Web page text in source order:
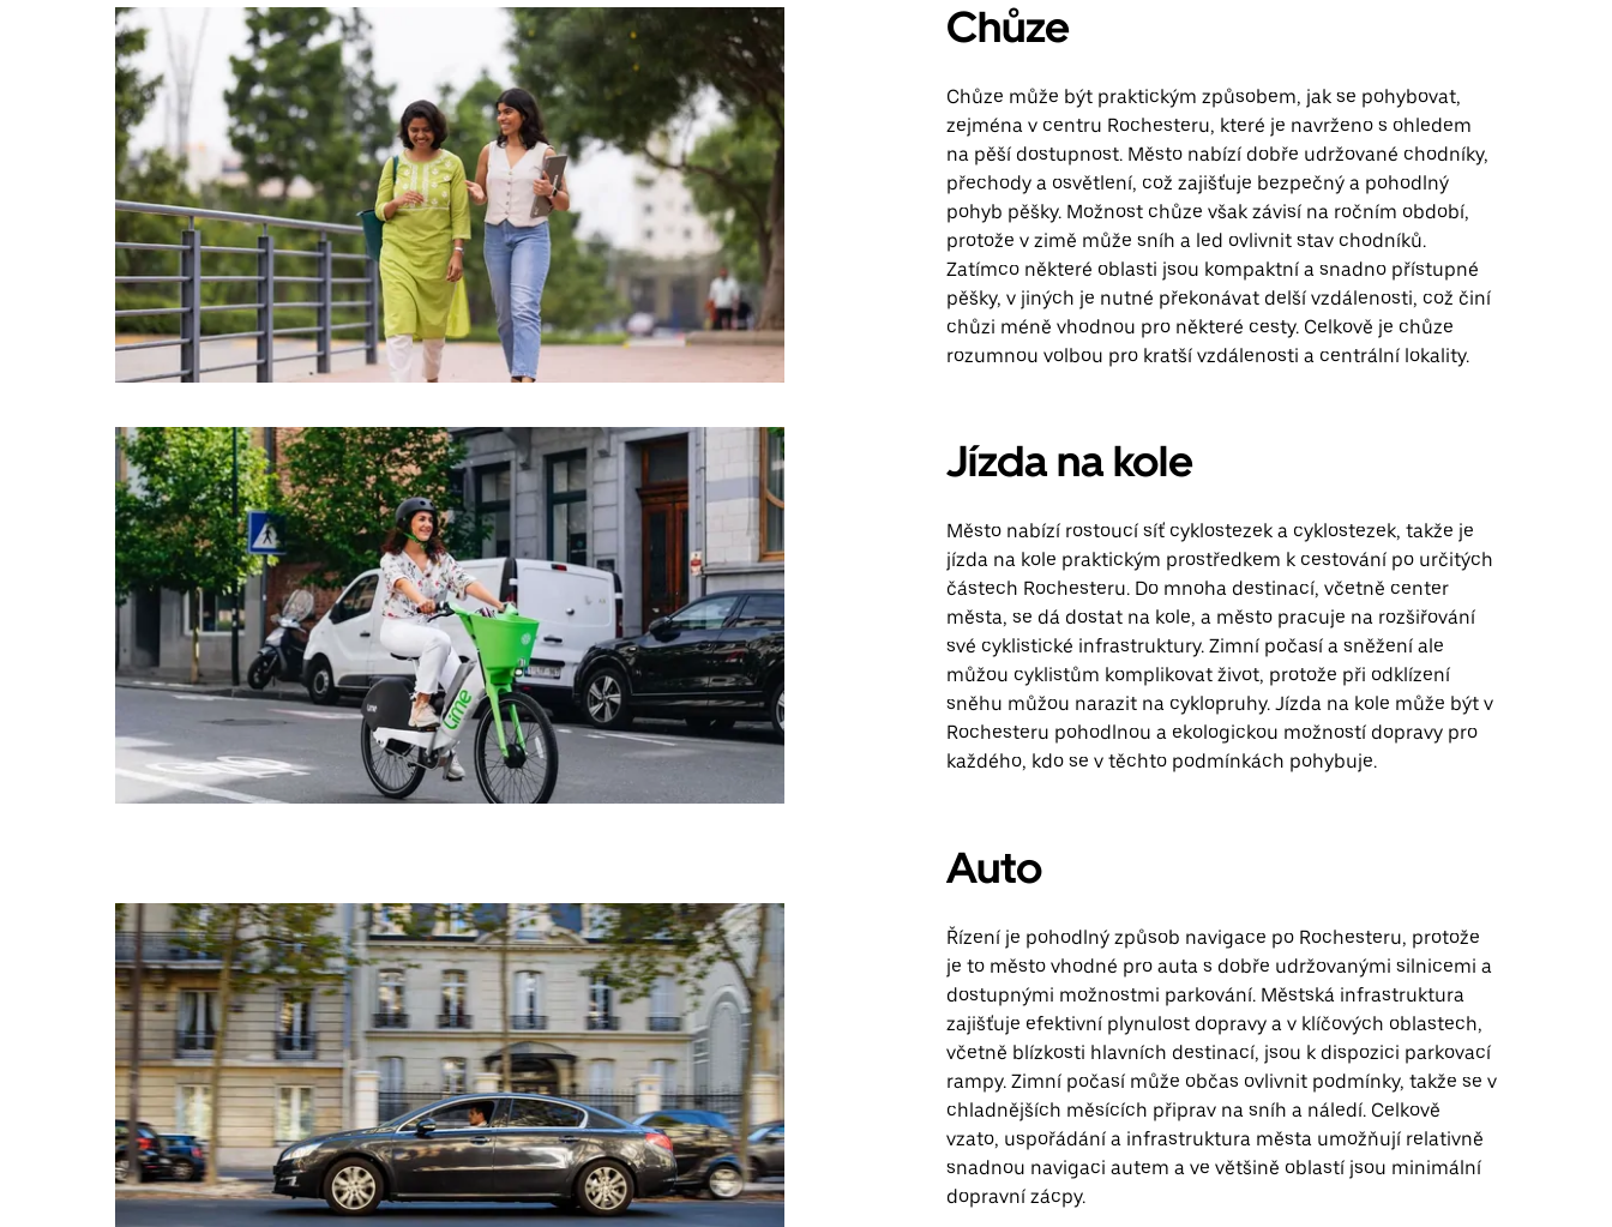
Chůze
Chůze může být praktickým způsobem, jak se pohybovat,
zejména v centru Rochesteru, které je navrženo s ohledem
na pěší dostupnost. Město nabízí dobře udržované chodníky,
přechody a osvětlení, což zajišťuje bezpečný a pohodlný
pohyb pěšky. Možnost chůze však závisí na ročním období,
protože v zimě může sníh a led ovlivnit stav chodníků.
Zatímco některé oblasti jsou kompaktní a snadno přístupné
pěšky, v jiných je nutné překonávat delší vzdálenosti, což činí
chůzi méně vhodnou pro některé cesty. Celkově je chůze
rozumnou volbou pro kratší vzdálenosti a centrální lokality.
Jízda na kole
Město nabízí rostoucí síť cyklostezek a cyklostezek, takže je
jízda na kole praktickým prostředkem k cestování po určitých
částech Rochesteru. Do mnoha destinací, včetně center
města, se dá dostat na kole, a město pracuje na rozšiřování
své cyklistické infrastruktury. Zimní počasí a sněžení ale
můžou cyklistům komplikovat život, protože při odklízení
sněhu můžou narazit na cyklopruhy. Jízda na kole může být v
Rochesteru pohodlnou a ekologickou možností dopravy pro
každého, kdo se v těchto podmínkách pohybuje.
Auto
Řízení je pohodlný způsob navigace po Rochesteru, protože
je to město vhodné pro auta s dobře udržovanými silnicemi a
dostupnými možnostmi parkování. Městská infrastruktura
zajišťuje efektivní plynulost dopravy a v klíčových oblastech,
včetně blízkosti hlavních destinací, jsou k dispozici parkovací
rampy. Zimní počasí může občas ovlivnit podmínky, takže se v
chladnějších měsících připrav na sníh a náledí. Celkově
vzato, uspořádání a infrastruktura města umožňují relativně
snadnou navigaci autem a ve většině oblastí jsou minimální
dopravní zácpy.